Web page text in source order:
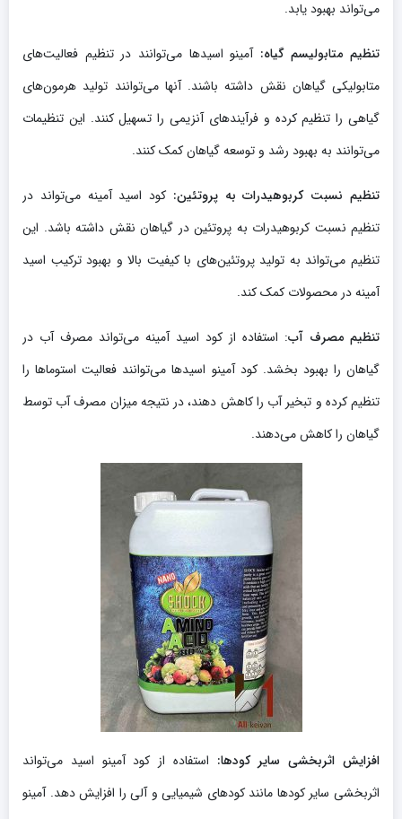
می‌تواند بهبود یابد.
تنظیم متابولیسم گیاه: آمینو اسیدها می‌توانند در تنظیم فعالیت‌های
متابولیکی گیاهان نقش داشته باشند. آنها می‌توانند تولید هرمون‌های
گیاهی را تنظیم کرده و فرآیندهای آنزیمی را تسهیل کنند. این تنظیمات
می‌توانند به بهبود رشد و توسعه گیاهان کمک کنند.
تنظیم نسبت کربوهیدرات به پروتئین: کود اسید آمینه می‌تواند در
تنظیم نسبت کربوهیدرات به پروتئین در گیاهان نقش داشته باشد. این
تنظیم می‌تواند به تولید پروتئین‌های با کیفیت بالا و بهبود ترکیب اسید
آمینه در محصولات کمک کند.
تنظیم مصرف آب: استفاده از کود اسید آمینه می‌تواند مصرف آب در
گیاهان را بهبود بخشد. کود آمینو اسیدها می‌توانند فعالیت استوماها را
تنظیم کرده و تبخیر آب را کاهش دهند، در نتیجه میزان مصرف آب توسط
گیاهان را کاهش می‌دهند.
افزایش اثربخشی سایر کودها: استفاده از کود آمینو اسید می‌تواند
اثربخشی سایر کودها مانند کودهای شیمیایی و آلی را افزایش دهد. آمینو